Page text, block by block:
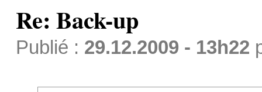
Re: Back-up
Publié : 29.12.2009 - 13h22